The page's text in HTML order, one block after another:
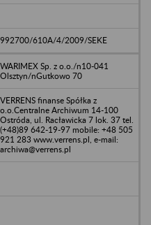
992700/610A/4/2009/SEKE
WARIMEX Sp. z o.o./n10-041
Olsztyn/nGutkowo 70
VERRENS finanse Spółka z
o.o.Centralne Archiwum 14-100
Ostróda, ul. Racławicka 7 lok. 37 tel.
(+48)89 642-19-97 mobile: +48 505
921 283 www.verrens.pl, e-mail:
archiwa@verrens.pl